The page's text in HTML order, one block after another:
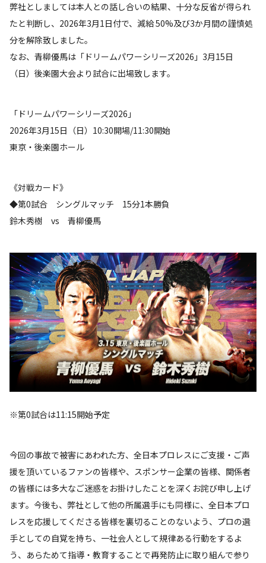
弊社としましては本人との話し合いの結果、十分な反省が得られ
たと判断し、2026年3月1日付で、減給 50%及び3か月間の謹慎処
分を解除致しました。
なお、青柳優馬は「ドリームパワーシリーズ2026」3月15日
（日）後楽園大会より試合に出場致します。
「ドリームパワーシリーズ2026」
2026年3月15日（日）10:30開場/11:30開始
東京・後楽園ホール
《対戦カード》
◆第0試合 シングルマッチ 15分1本勝負
鈴木秀樹 vs 青柳優馬
※第0試合は11:15開始予定
今回の事故で被害にあわれた方、全日本プロレスにご支援・ご声
援を頂いているファンの皆様や、スポンサー企業の皆様、関係者
の皆様には多大なご迷惑をお掛けしたことを深くお詫び申し上げ
ます。今後も、弊社として他の所属選手にも同様に、全日本プロ
レスを応援してくださる皆様を裏切ることのないよう、プロの選
手としての自覚を持ち、一社会人として規律ある行動をするよ
う、あらためて指導・教育することで再発防止に取り組んで参り